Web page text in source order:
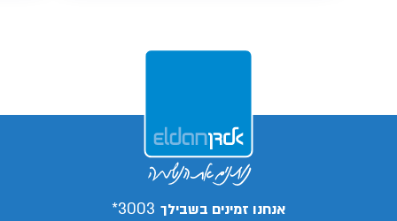
אנחנו זמינים בשבילך 3003*